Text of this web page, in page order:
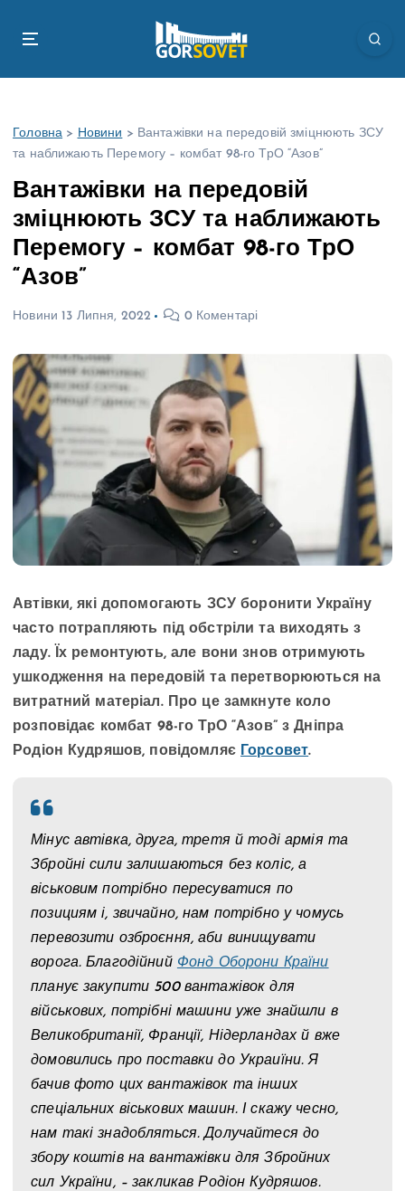
Головна > Новини > Вантажівки на передовій зміцнюють ЗСУ
та наближають Перемогу – комбат 98-го ТрО “Азов”
Вантажівки на передовій
зміцнюють ЗСУ та наближають
Перемогу – комбат 98-го ТрО
“Азов”
Новини 13 Липня, 2022 0 Коментарі
Автівки, які допомогають ЗСУ боронити Україну
часто потрапляють під обстріли та виходять з
ладу. Їх ремонтують, але вони знов отримують
ушкодження на передовій та перетворюються на
витратний матеріал. Про це замкнуте коло
розповідає комбат 98-го ТрО “Азов” з Дніпра
Родіон Кудряшов, повідомляє Горсовет.
Мінус автівка, друга, третя й тоді армія та
Збройні сили залишаються без коліс, а
віськовим потрібно пересуватися по
позициям і, звичайно, нам потрібно у чомусь
перевозити озброєння, аби винищувати
ворога. Благодійний Фонд Оборони Країни
планує закупити 500 вантажівок для
військових, потрібні машини уже знайшли в
Великобританії, Франції, Нідерландах й вже
домовились про поставки до Украиїни. Я
бачив фото цих вантажівок та інших
спеціальних віськових машин. І скажу чесно,
нам такі знадобляться. Долучайтеся до
збору коштів на вантажівки для Збройних
сил України, – закликав Родіон Кудряшов.